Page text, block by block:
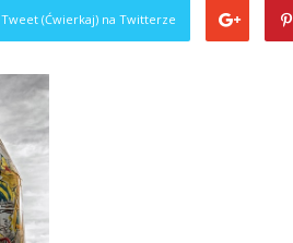
Tweet (Ćwierkaj) na Twitterze